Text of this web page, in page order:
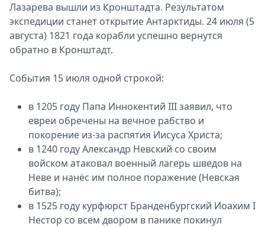
Лазарева вышли из Кронштадта. Результатом
экспедиции станет открытие Антарктиды. 24 июля (5
августа) 1821 года корабли успешно вернутся
обратно в Кронштадт.
События 15 июля одной строкой:
в 1205 году Папа Иннокентий III заявил, что
евреи обречены на вечное рабство и
покорение из-за распятия Иисуса Христа;
в 1240 году Александр Невский со своим
войском атаковал военный лагерь шведов на
Неве и нанёс им полное поражение (Невская
битва);
в 1525 году курфюрст Бранденбургский Иоахим I
Нестор со всем двором в панике покинул